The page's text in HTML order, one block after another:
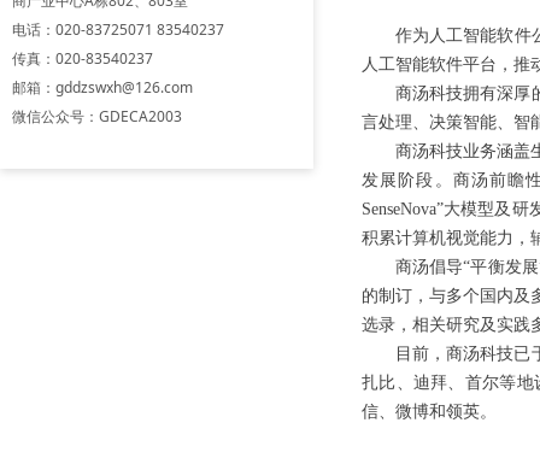
作为人工智能软件
人工智能软件平台，推
商汤科技拥有深厚
言处理、决策智能、智
商汤科技业务涵盖
发展阶段。商汤前瞻
SenseNova”大模型及
积累计算机视觉能力，
商汤倡导“平衡发
的制订，与多个国内及
选录，相关研究及实践
目前，商汤科技已
扎比、迪拜、首尔等
信、微博和领英。
电话：020-83725071 83540237
传真：020-83540237
邮箱：gddzswxh@126.com
微信公众号：GDECA2003